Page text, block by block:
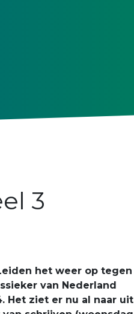
3
het weer op tegen
van Nederland
Het ziet er nu al naar uit